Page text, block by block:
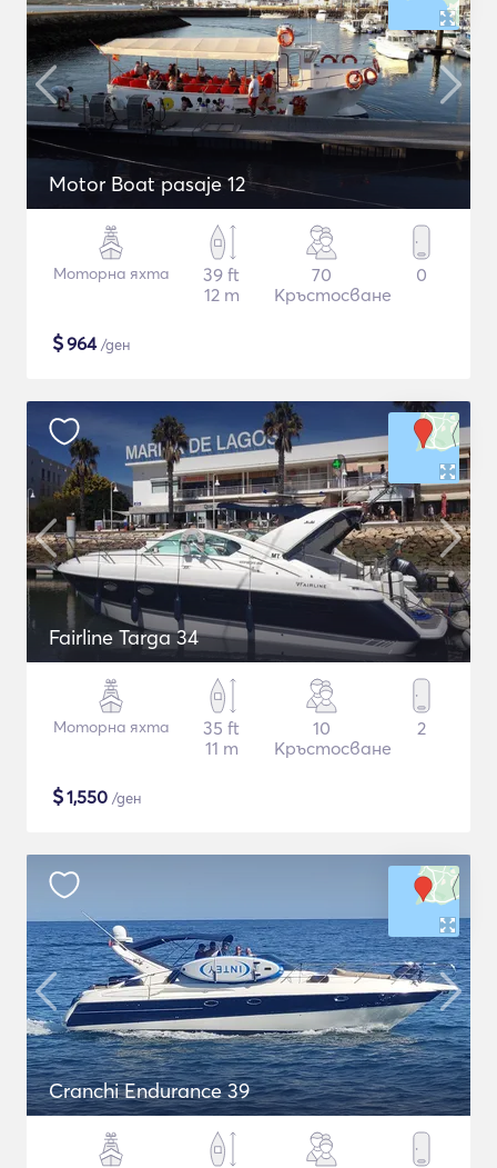
Motor Boat pasaje 12
Моторна яхта
39 ft
12 m
70
Кръстосване
0
$964/ден
Fairline Targa 34
Моторна яхта
35 ft
11 m
10
Кръстосване
2
$1,550 /ден
Cranchi Endurance 39